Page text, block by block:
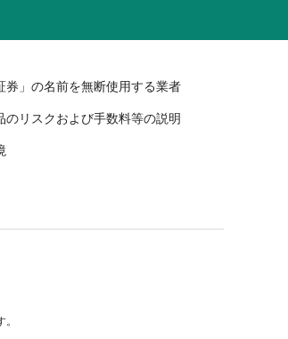
券」の名前を無断使用する業者
のリスクおよび手数料等の説明